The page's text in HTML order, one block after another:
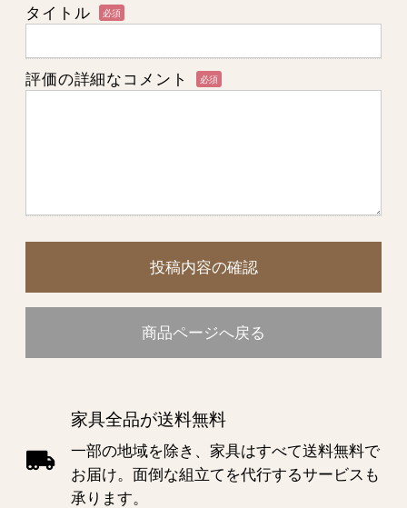
タイトル 必須
評価の詳細なコメント 必須
投稿内容の確認
商品ページへ戻る
家具全品が送料無料
一部の地域を除き、家具はすべて送料無料で
お届け。面倒な組立てを代行するサービスも
承ります。